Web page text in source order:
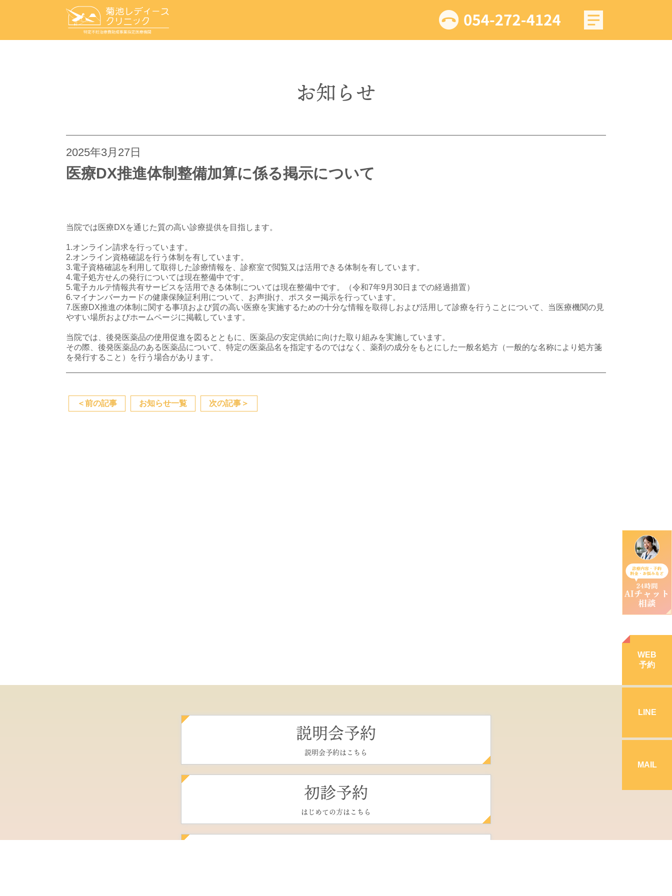
WEB
予約
LINE
MAIL
お知らせ
2025年3月27日
医療DX推進体制整備加算に係る掲示について
当院では医療DXを通じた質の高い診療提供を目指します。
1.オンライン請求を行っています。
2.オンライン資格確認を行う体制を有しています。
3.電子資格確認を利用して取得した診療情報を、診察室で閲覧又は活用できる体制を有しています。
4.電子処方せんの発行については現在整備中です。
5.電子カルテ情報共有サービスを活用できる体制については現在整備中です。（令和7年9月30日までの経過措置）
6.マイナンバーカードの健康保険証利用について、お声掛け、ポスター掲示を行っています。
7.医療DX推進の体制に関する事項および質の高い医療を実施するための十分な情報を取得しおよび活用して診療を行うことについて、当医療機関の見
やすい場所およびホームページに掲載しています。
当院では、後発医薬品の使用促進を図るとともに、医薬品の安定供給に向けた取り組みを実施しています。
その際、後発医薬品のある医薬品について、特定の医薬品名を指定するのではなく、薬剤の成分をもとにした一般名処方（一般的な名称により処方箋
を発行すること）を行う場合があります。
＜前の記事 お知らせ一覧 次の記事 ＞
説明会予約
説明会予約はこちら
初診予約
はじめての方はこちら